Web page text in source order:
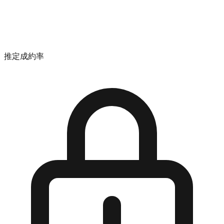
推定成約率